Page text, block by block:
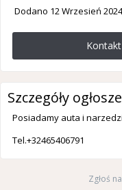
Dodano 12 Wrzesień 2024
Szczegóły
Posiadamy auta i
Tel.+32465406791
Zgłoś